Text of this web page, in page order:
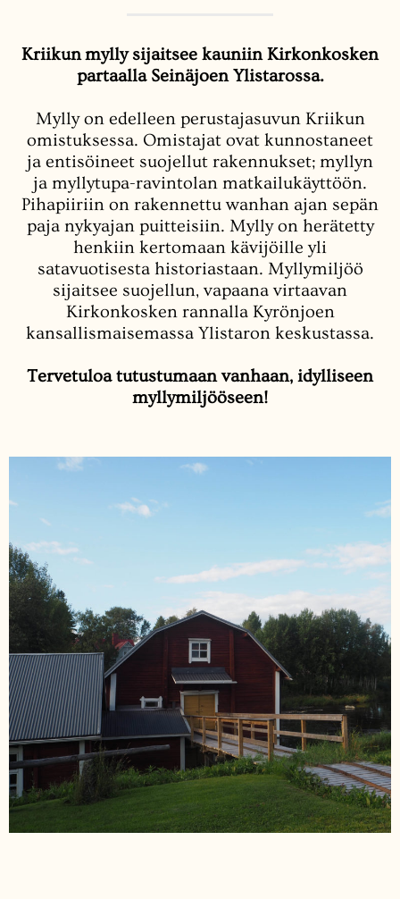
Kriikun mylly sijaitsee kauniin Kirkonkosken
partaalla Seinäjoen Ylistarossa.
Mylly on edelleen perustajasuvun Kriikun
omistuksessa. Omistajat ovat kunnostaneet
ja entisöineet suojellut rakennukset; myllyn
ja myllytupa-ravintolan matkailukäyttöön.
Pihapiiriin on rakennettu wanhan ajan sepän
paja nykyajan puitteisiin. Mylly on herätetty
henkiin kertomaan kävijöille yli
satavuotisesta historiastaan. Myllymiljöö
sijaitsee suojellun, vapaana virtaavan
Kirkonkosken rannalla Kyrönjoen
kansallismaisemassa Ylistaron keskustassa.
Tervetuloa tutustumaan vanhaan, idylliseen
myllymiljööseen!